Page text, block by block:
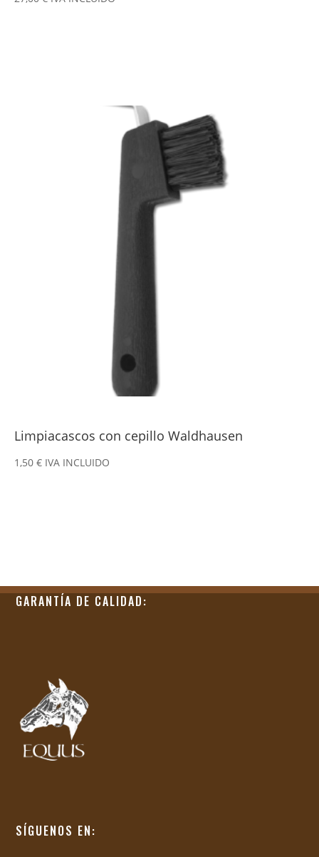
Limpiacascos con cepillo Waldhausen
1,50 € IVA INCLUIDO
GARANTÍA DE CALIDAD:
SÍGUENOS EN: